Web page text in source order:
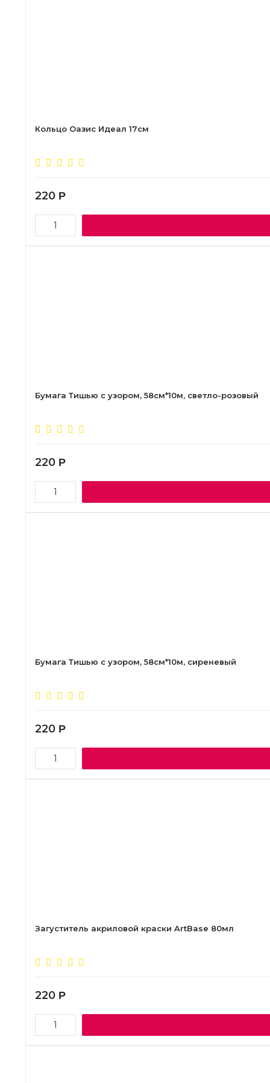
Кольцо Оазис Идеал 17см
220 Р
Бумага Тишью с узором, 58см*10м, светло-розовый
220 Р
Бумага Тишью с узором, 58см*10м, сиреневый
220 Р
Загуститель акриловой краски ArtBase 80мл
220 Р